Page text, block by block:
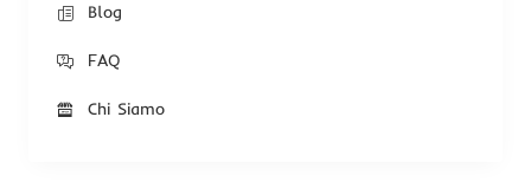
Blog
FAQ
Chi Siamo